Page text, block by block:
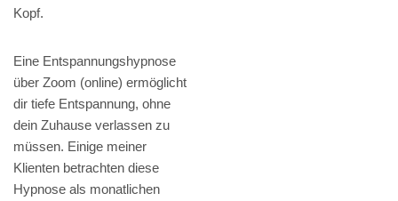
Kopf.
Eine Entspannungshypnose
über Zoom (online) ermöglicht
dir tiefe Entspannung, ohne
dein Zuhause verlassen zu
müssen. Einige meiner
Klienten betrachten diese
Hypnose als monatlichen